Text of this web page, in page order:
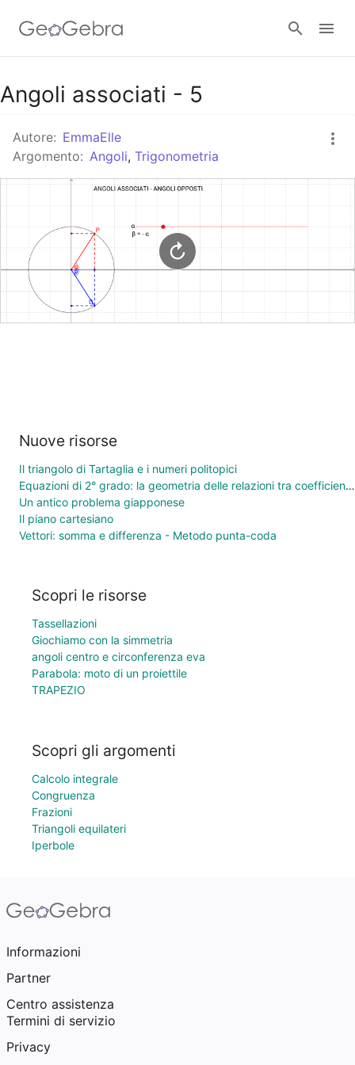
Google Classroom
GeoGebra Classroom
Angoli associati - 5
Autore: EmmaElle
Argomento: Angoli, Trigonometria
Nuove risorse
Il triangolo di Tartaglia e i numeri politopici
Equazioni di 2° grado: la geometria delle relazioni tra coefficienti e soluzioni
Un antico problema giapponese
Il piano cartesiano
Vettori: somma e differenza - Metodo punta-coda
Scopri le risorse
Tassellazioni
Giochiamo con la simmetria
angoli centro e circonferenza eva
Parabola: moto di un proiettile
TRAPEZIO
Scopri gli argomenti
Calcolo integrale
Congruenza
Frazioni
Triangoli equilateri
Iperbole
Informazioni
Partner
Centro assistenza
Termini di servizio
Privacy